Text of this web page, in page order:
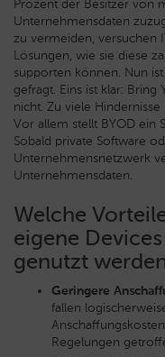
Prozent der Besitzer von
Unternehmensdaten
zu vermeiden, versuchen
Lösungen, wie sie diese
supporten können. Nun
gefragt. Eins ist klar:
nicht. Zu viele
Vor allem stellt BYOD ein
Sobald private Software
Unternehmensnetzwerk
Unternehmensdaten.
Welche
eigene
genutzt
Geringere
fallen
Regelungen